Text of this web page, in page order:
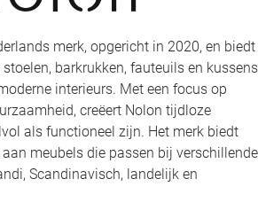
merk, opgericht in 2020, en biedt
barkrukken, fauteuils en kussens
interieurs. Met een focus op
creëert Nolon tijdloze
als functioneel zijn. Het merk biedt
meubels die passen bij verschillende
Scandinavisch, landelijk en